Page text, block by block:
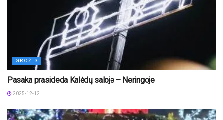
GROŽIS
Pasaka prasideda Kalėdų saloje – Neringoje
2025-12-12